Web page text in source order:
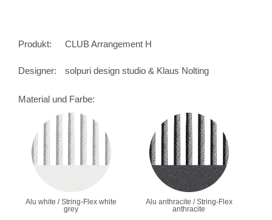
Produkt: CLUB Arrangement H
Designer: solpuri design studio & Klaus Nolting
Material und Farbe:
Alu white / String-Flex white
grey
Alu anthracite / String-Flex
anthracite